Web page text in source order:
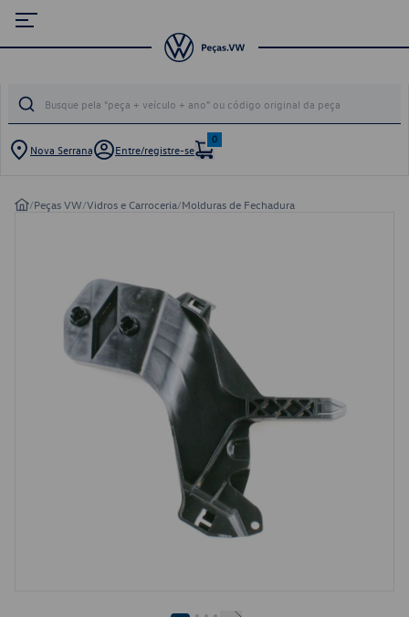
Nova Serrana Entre/registre-se
0
/Peças VW/Vidros e Carroceria/Molduras de Fechadura